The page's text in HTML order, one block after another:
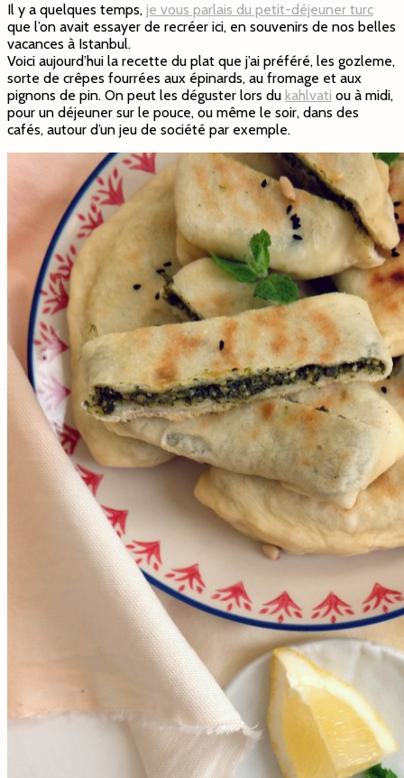
Il y a quelques temps, je vous parlais du petit-déjeuner turc
que l’on avait essayer de recréer ici, en souvenirs de nos belles
vacances à Istanbul.
Voici aujourd’hui la recette du plat que j’ai préféré, les gozleme,
sorte de crêpes fourrées aux épinards, au fromage et aux
pignons de pin. On peut les déguster lors du kahlvati ou à midi,
pour un déjeuner sur le pouce, ou même le soir, dans des
cafés, autour d’un jeu de société par exemple.